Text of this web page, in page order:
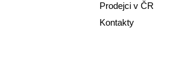
Prodejci v ČR
Kontakty